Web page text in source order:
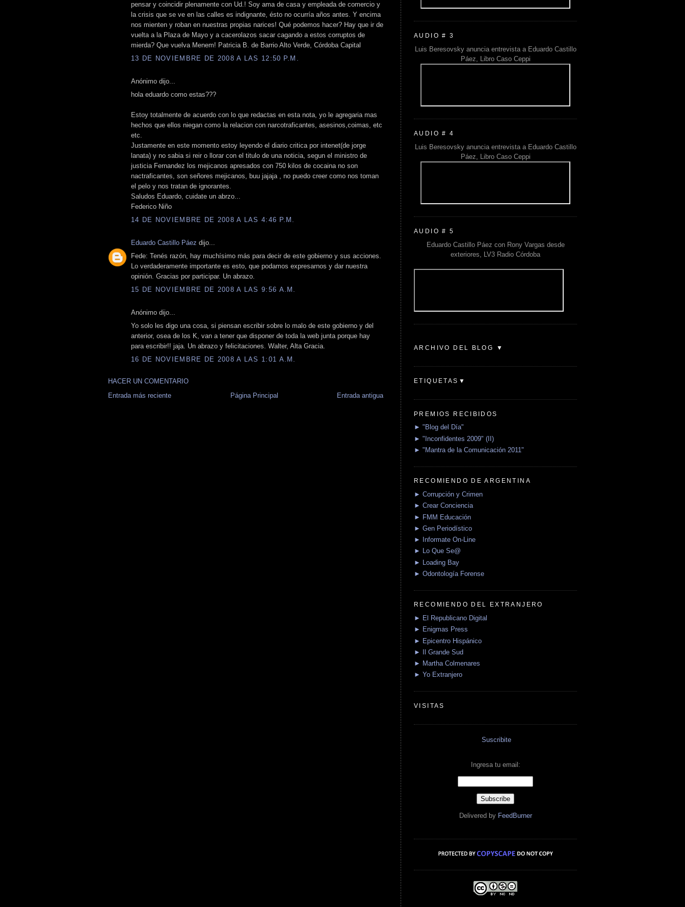
pensar y coincidir plenamente con Ud.! Soy ama de casa y empleada de comercio y
la crisis que se ve en las calles es indignante, ésto no ocurría años antes. Y encima
nos mienten y roban en nuestras propias narices! Qué podemos hacer? Hay que ir de
vuelta a la Plaza de Mayo y a cacerolazos sacar cagando a estos corruptos de
mierda? Que vuelva Menem! Patricia B. de Barrio Alto Verde, Córdoba Capital
13 DE NOVIEMBRE DE 2008 A LAS 12:50 P.M.
Anónimo dijo...
hola eduardo como estas???
Estoy totalmente de acuerdo con lo que redactas en esta nota, yo le agregaria mas
hechos que ellos niegan como la relacion con narcotraficantes, asesinos,coimas, etc
etc.
Justamente en este momento estoy leyendo el diario critica por intenet(de jorge
lanata) y no sabia si reir o llorar con el titulo de una noticia, segun el ministro de
justicia Fernandez los mejicanos apresados con 750 kilos de cocaina no son
nactraficantes, son señores mejicanos, buu jajaja , no puedo creer como nos toman
el pelo y nos tratan de ignorantes.
Saludos Eduardo, cuidate un abrzo...
Federico Niño
14 DE NOVIEMBRE DE 2008 A LAS 4:46 P.M.
Eduardo Castillo Páez dijo...
Fede: Tenés razón, hay muchísimo más para decir de este gobierno y sus acciones.
Lo verdaderamente importante es esto, que podamos expresarnos y dar nuestra
opinión. Gracias por participar. Un abrazo.
15 DE NOVIEMBRE DE 2008 A LAS 9:56 A.M.
Anónimo dijo...
Yo solo les digo una cosa, si piensan escribir sobre lo malo de este gobierno y del
anterior, osea de los K, van a tener que disponer de toda la web junta porque hay
para escribir!! jaja. Un abrazo y felicitaciones. Walter, Alta Gracia.
16 DE NOVIEMBRE DE 2008 A LAS 1:01 A.M.
HACER UN COMENTARIO
Entrada más reciente
Entrada antigua
Página Principal
AUDIO # 3
Luis Beresovsky anuncia entrevista a Eduardo Castillo
Páez, Libro Caso Ceppi
AUDIO # 4
Luis Beresovsky anuncia entrevista a Eduardo Castillo
Páez, Libro Caso Ceppi
AUDIO # 5
Eduardo Castillo Páez con Rony Vargas desde
exteriores, LV3 Radio Córdoba
ARCHIVO DEL BLOG ▼
ETIQUETAS▼
PREMIOS RECIBIDOS
► "Blog del Día"
► "Inconfidentes 2009" (II)
► "Mantra de la Comunicación 2011"
RECOMIENDO DE ARGENTINA
► Corrupción y Crimen
► Crear Conciencia
► FMM Educación
► Gen Periodístico
► Informate On-Line
► Lo Que Se@
► Loading Bay
► Odontología Forense
RECOMIENDO DEL EXTRANJERO
► El Republicano Digital
► Enigmas Press
► Epicentro Hispánico
► Il Grande Sud
► Martha Colmenares
► Yo Extranjero
VISITAS
Suscribite
Ingresa tu email:
Delivered by FeedBurner